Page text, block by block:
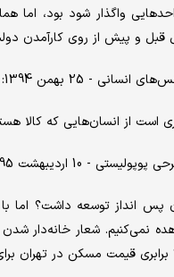
واگذار شود بود، اما
از انسان‌هایی که کالا
انداز توسعه داشت؟ اما